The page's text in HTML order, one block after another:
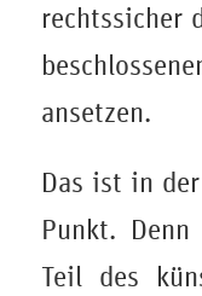
rechtssicher
ansetzen.
Das ist in
Punkt.
Teil des